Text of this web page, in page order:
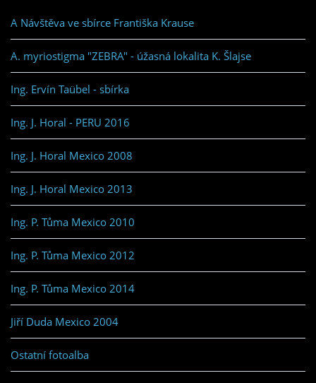
A Návštěva ve sbírce Františka Krause
A. myriostigma "ZEBRA" - úžasná lokalita K. Šlajse
Ing. Ervín Taübel - sbírka
Ing. J. Horal - PERU 2016
Ing. J. Horal Mexico 2008
Ing. J. Horal Mexico 2013
Ing. P. Tůma Mexico 2010
Ing. P. Tůma Mexico 2012
Ing. P. Tůma Mexico 2014
Jiří Duda Mexico 2004
Ostatní fotoalba